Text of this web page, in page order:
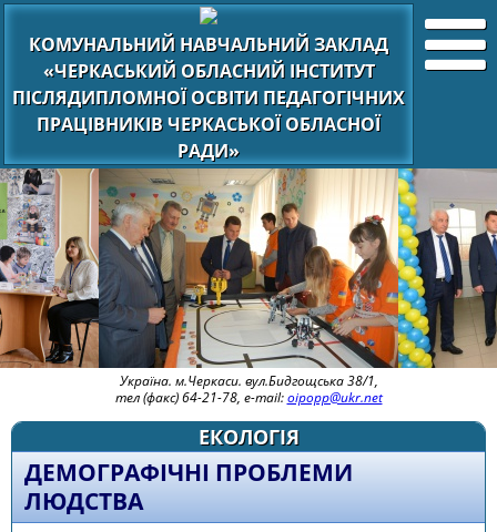
КОМУНАЛЬНИЙ НАВЧАЛЬНИЙ ЗАКЛАД
«ЧЕРКАСЬКИЙ ОБЛАСНИЙ ІНСТИТУТ
ПІСЛЯДИПЛОМНОЇ ОСВІТИ ПЕДАГОГІЧНИХ
ПРАЦІВНИКІВ ЧЕРКАСЬКОЇ ОБЛАСНОЇ
РАДИ»
Україна. м.Черкаси. вул.Бидгощська 38/1,
тел (факс) 64-21-78, e-mail:oipopp@ukr.net
ЕКОЛОГІЯ
ДЕМОГРАФІЧНІ ПРОБЛЕМИ
ЛЮДСТВА